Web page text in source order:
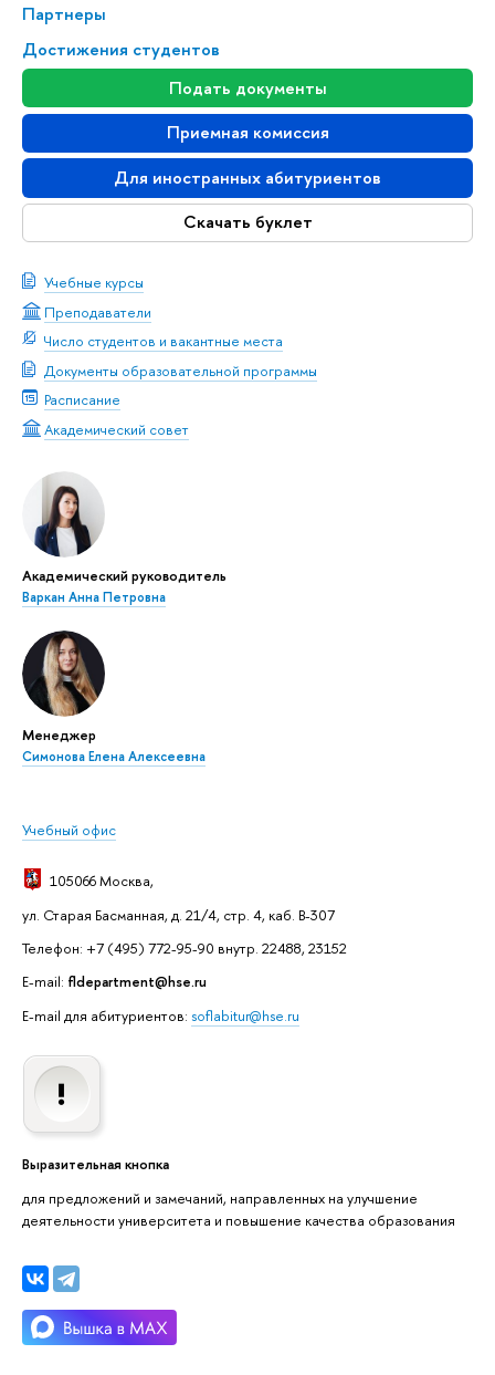
Партнеры
Достижения студентов
Подать документы
Приемная комиссия
Для иностранных абитуриентов
Скачать буклет
Учебные курсы
Преподаватели
Число студентов и вакантные места
Документы образовательной программы
Расписание
Академический совет
Академический руководитель
Варкан Анна Петровна
Менеджер
Симонова Елена Алексеевна
Учебный офис
105066 Москва,
ул. Старая Басманная, д. 21/4, стр. 4, каб. В-307
Телефон: +7 (495) 772-95-90 внутр. 22488, 23152
E-mail: fldepartment@hse.ru
E-mail для абитуриентов: soflabitur@hse.ru
Выразительная кнопка
для предложений и замечаний, направленных на улучшение
деятельности университета и повышение качества образования